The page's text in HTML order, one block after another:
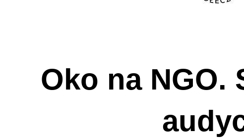
Oko na NGO.